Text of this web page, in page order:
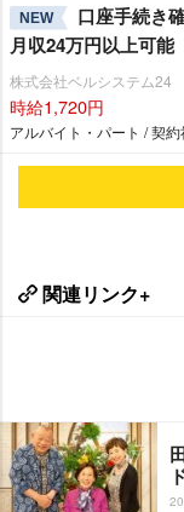
NEW
口座手続き
月収24万円以上可能
株式会社ベルシステム24
時給1,720円
アルバイト・パート / 契
関連リンク+